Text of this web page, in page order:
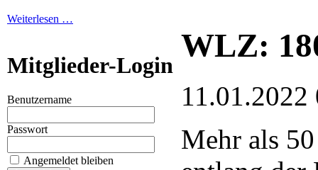
Weiterlesen …
Mitglieder-Login
Benutzername
Passwort
Angemeldet bleiben
WLZ:
11.01.2022
Mehr als